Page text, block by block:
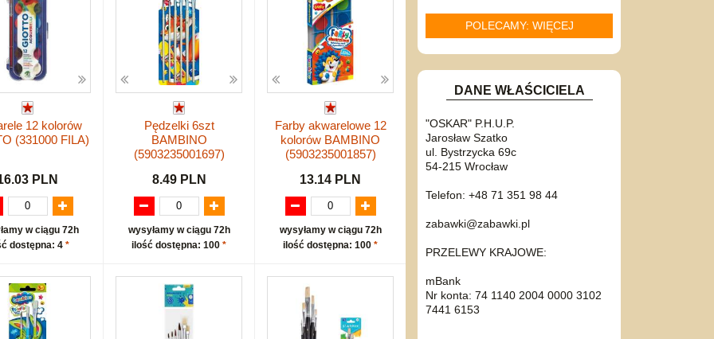
12 kolorów
(331000 FILA)
PLN
w ciągu 72h
dostępna: 4 *
Pędzelki 6szt
BAMBINO
(5903235001697)
8.49 PLN
wysyłamy w ciągu 72h
ilość dostępna: 100 *
Farby akwarelowe 12
kolorów BAMBINO
(5903235001857)
13.14 PLN
wysyłamy w ciągu 72h
ilość dostępna: 100 *
POLECAMY: WIĘCEJ
DANE WŁAŚCICIELA
"OSKAR" P.H.U.P.
Jarosław Szatko
ul. Bystrzycka 69c
54-215 Wrocław
Telefon: +48 71 351 98 44
zabawki@zabawki.pl
PRZELEWY KRAJOWE:
mBank
Nr konta: 74 1140 2004 0000 3102
7441 6153